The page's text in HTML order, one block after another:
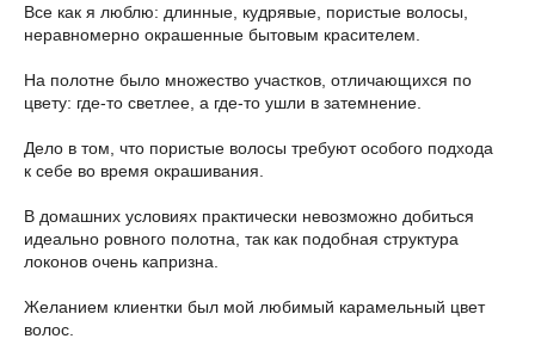
Все как я люблю: длинные, кудрявые, пористые волосы,
неравномерно окрашенные бытовым красителем.
На полотне было множество участков, отличающихся по
цвету: где-то светлее, а где-то ушли в затемнение.
Дело в том, что пористые волосы требуют особого подхода
к себе во время окрашивания.
В домашних условиях практически невозможно добиться
идеально ровного полотна, так как подобная структура
локонов очень капризна.
Желанием клиентки был мой любимый карамельный цвет
волос.